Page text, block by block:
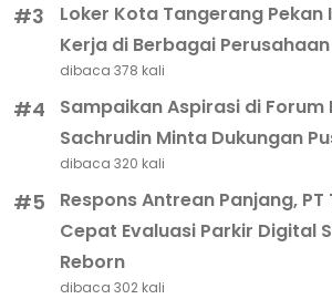
#3
Loker Kota Tangerang Pekan
Kerja di Berbagai Perusahaan
dibaca 378 kali
#4
Sampaikan Aspirasi di Forum
Sachrudin Minta Dukungan
dibaca 320 kali
#5
Respons Antrean Panjang, PT
Cepat Evaluasi Parkir Digital
Reborn
dibaca 302 kali